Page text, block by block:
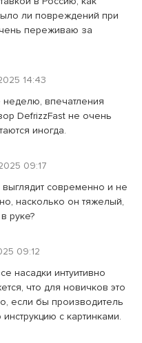
ли повреждений при
переживаю за
14:43
впечатления
DefrizzFast не очень
иногда.
09:17
современно и не
насколько он тяжелый,
руке?
09:12
насадки интуитивно
что для новичков это
если бы производитель
с картинками.